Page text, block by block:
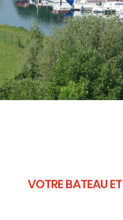
VOTRE BATEAU